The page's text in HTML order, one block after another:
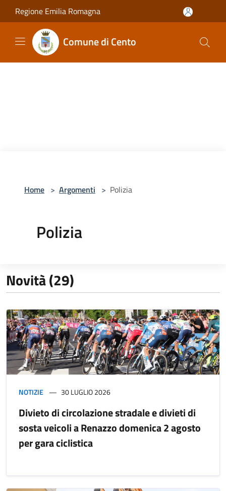
Salta al contenuto principale
Regione Emilia Romagna
Comune di Cento
Home > Argomenti > Polizia
Polizia
Novità (29)
NOTIZIE 30 LUGLIO 2026
Divieto di circolazione stradale e divieti di
sosta veicoli a Renazzo domenica 2 agosto
per gara ciclistica